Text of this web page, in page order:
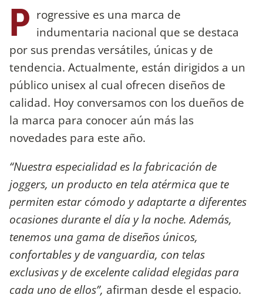
P rogressive es una marca de
indumentaria nacional que se destaca
por sus prendas versátiles, únicas y de
tendencia. Actualmente, están dirigidos a un
público unisex al cual ofrecen diseños de
calidad. Hoy conversamos con los dueños de
la marca para conocer aún más las
novedades para este año.
“Nuestra especialidad es la fabricación de
joggers, un producto en tela atérmica que te
permiten estar cómodo y adaptarte a diferentes
ocasiones durante el día y la noche. Además,
tenemos una gama de diseños únicos,
confortables y de vanguardia, con telas
exclusivas y de excelente calidad elegidas para
cada uno de ellos”, afirman desde el espacio.